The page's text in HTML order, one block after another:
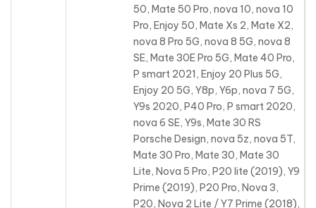
50, Mate 50 Pro, nova 10, nova 10
Pro, Enjoy 50, Mate Xs 2, Mate X2,
nova 8 Pro 5G, nova 8 5G, nova 8
SE, Mate 30E Pro 5G, Mate 40 Pro,
P smart 2021, Enjoy 20 Plus 5G,
Enjoy 20 5G, Y8p, Y6p, nova 7 5G,
Y9s 2020, P40 Pro, P smart 2020,
nova 6 SE, Y9s, Mate 30 RS
Porsche Design, nova 5z, nova 5T,
Mate 30 Pro, Mate 30, Mate 30
Lite, Nova 5 Pro, P20 lite (2019), Y9
Prime (2019), P20 Pro, Nova 3,
P20, Nova 2 Lite / Y7 Prime (2018),